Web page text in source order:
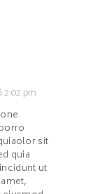
2:02 pm
sit
quia
ut